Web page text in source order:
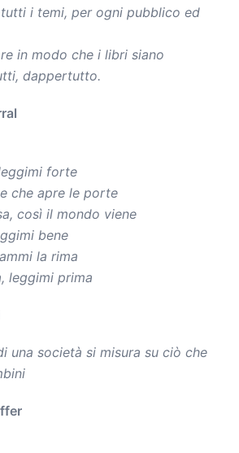
i temi, per ogni pubblico ed
in modo che i libri siano
dappertutto.
forte
che apre le porte
così il mondo viene
bene
la rima
leggimi prima
una società si misura su ciò che